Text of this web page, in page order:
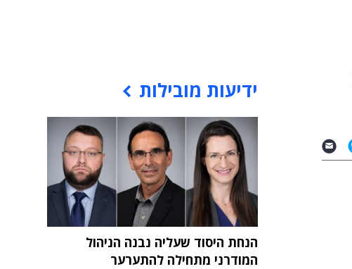
ידיעות מובילות
הנחת היסוד שעליה נבנה הניהול
המודרני מתחילה להתערער